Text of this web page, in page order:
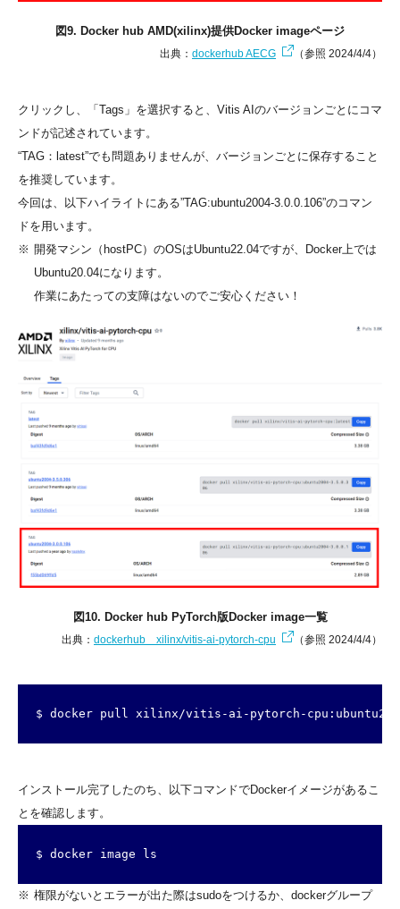
図9. Docker hub AMD(xilinx)提供Docker imageページ
出典： dockerhub AECG （参照 2024/4/4）
クリックし、「Tags」を選択すると、Vitis AIのバージョンごとにコマ
ンドが記述されています。
“TAG：latest”でも問題ありませんが、バージョンごとに保存すること
を推奨しています。
今回は、以下ハイライトにある”TAG:ubuntu2004-3.0.0.106”のコマン
ドを用います。
※ 開発マシン（hostPC）のOSはUbuntu22.04ですが、Docker上では
Ubuntu20.04になります。
作業にあたっての支障はないのでご安心ください！
図10. Docker hub PyTorch版Docker image一覧
出典： dockerhub xilinx/vitis-ai-pytorch-cpu （参照 2024/4/4）
$ docker pull xilinx/vitis-ai-pytorch-
インストール完了したのち、以下コマンドでDockerイメージがあるこ
とを確認します。
$ docker image ls
※ 権限がないとエラーが出た際はsudoをつけるか、dockerグループ